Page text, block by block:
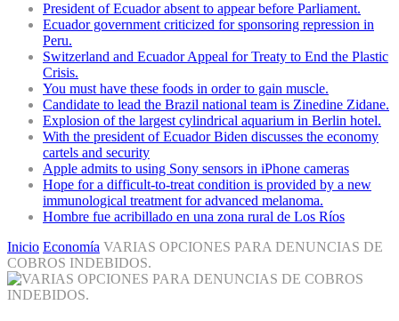
President of Ecuador absent to appear before Parliament.
Ecuador government criticized for sponsoring repression in
Peru.
Switzerland and Ecuador Appeal for Treaty to End the Plastic
Crisis.
You must have these foods in order to gain muscle.
Candidate to lead the Brazil national team is Zinedine Zidane.
Explosion of the largest cylindrical aquarium in Berlin hotel.
With the president of Ecuador Biden discusses the economy
cartels and security
Apple admits to using Sony sensors in iPhone cameras
Hope for a difficult-to-treat condition is provided by a new
immunological treatment for advanced melanoma.
Hombre fue acribillado en una zona rural de Los Ríos
Inicio Economía VARIAS OPCIONES PARA DENUNCIAS DE
COBROS INDEBIDOS.